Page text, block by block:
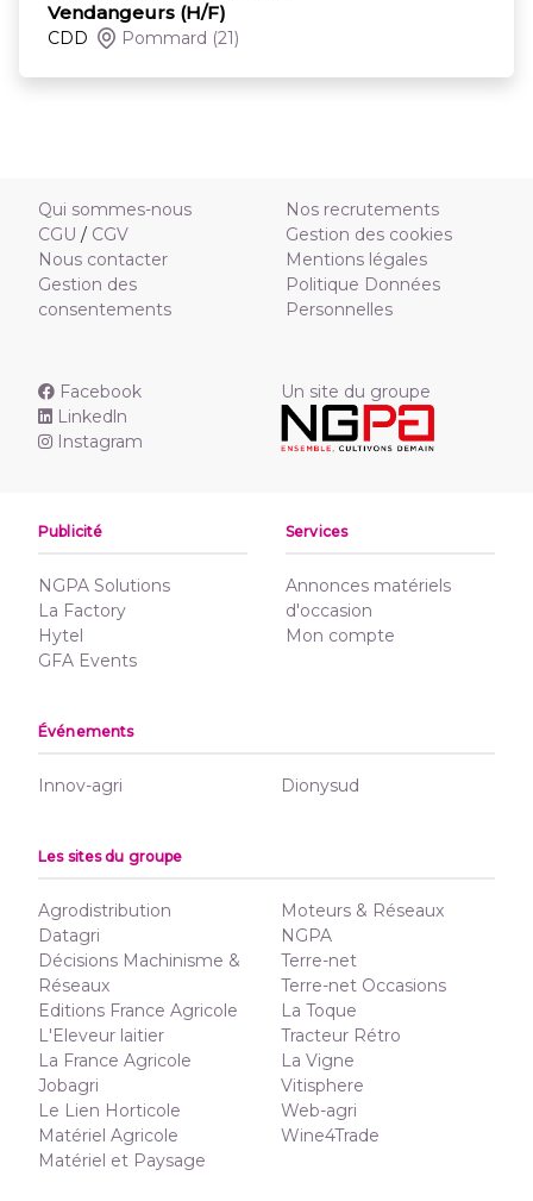
Vendangeurs (H/F)
CDD Pommard (21)
Qui sommes-nous
CGU / CGV
Nous contacter
Gestion des
consentements
Nos recrutements
Gestion des cookies
Mentions légales
Politique Données
Personnelles
Facebook
Linkedln
Instagram
Un site du groupe
Publicité
NGPA Solutions
La Factory
Hytel
GFA Events
Services
Annonces matériels
d'occasion
Mon compte
Événements
Innov-agri Dionysud
Les sites du groupe
Agrodistribution
Datagri
Décisions Machinisme &
Réseaux
Editions France Agricole
L'Eleveur laitier
La France Agricole
Jobagri
Le Lien Horticole
Matériel Agricole
Matériel et Paysage
Moteurs & Réseaux
NGPA
Terre-net
Terre-net Occasions
La Toque
Tracteur Rétro
La Vigne
Vitisphere
Web-agri
Wine4Trade